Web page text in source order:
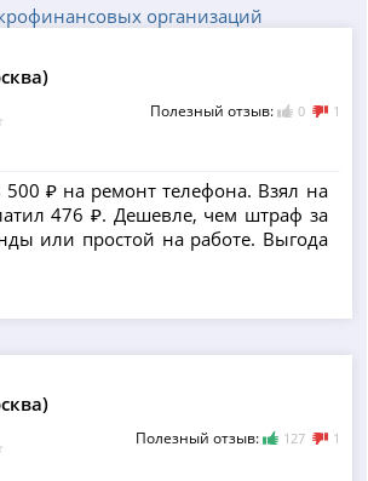
организаций
Полезный отзыв: 0 1
₽ на ремонт телефона. Взял на
476 ₽. Дешевле, чем штраф за
или простой на работе. Выгода
Полезный отзыв: 127 1